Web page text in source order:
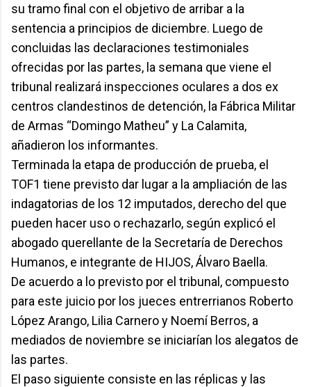
su tramo final con el objetivo de arribar a la
sentencia a principios de diciembre. Luego de
concluidas las declaraciones testimoniales
ofrecidas por las partes, la semana que viene el
tribunal realizará inspecciones oculares a dos ex
centros clandestinos de detención, la Fábrica Militar
de Armas “Domingo Matheu” y La Calamita,
añadieron los informantes.
Terminada la etapa de producción de prueba, el
TOF1 tiene previsto dar lugar a la ampliación de las
indagatorias de los 12 imputados, derecho del que
pueden hacer uso o rechazarlo, según explicó el
abogado querellante de la Secretaría de Derechos
Humanos, e integrante de HIJOS, Álvaro Baella.
De acuerdo a lo previsto por el tribunal, compuesto
para este juicio por los jueces entrerrianos Roberto
López Arango, Lilia Carnero y Noemí Berros, a
mediados de noviembre se iniciarían los alegatos de
las partes.
El paso siguiente consiste en las réplicas y las